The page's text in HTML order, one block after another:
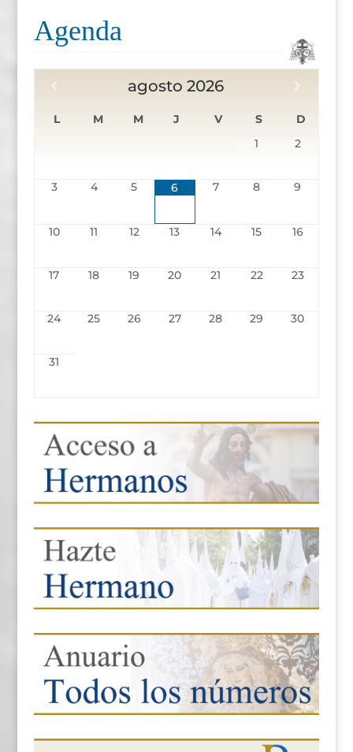
Agenda
agosto 2026
L M M J V S
D
1
2
3 4 5 6 7 8 9
10 11 12 13 14 15 16
17 18 19 20 21 22 23
24 25 26 27 28 29 30
31